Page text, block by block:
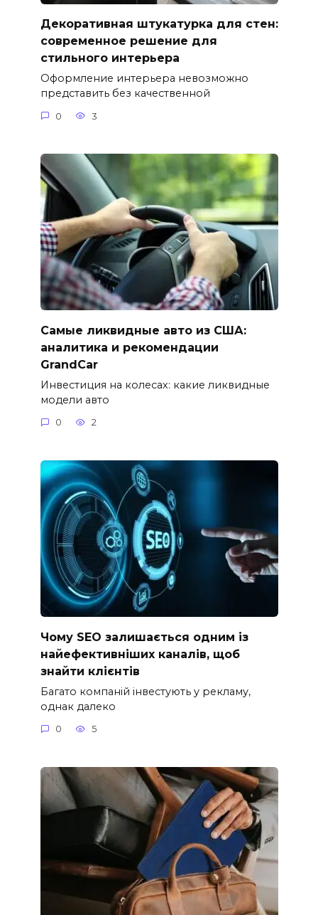
Декоративная штукатурка для стен:
современное решение для
стильного интерьера
Оформление интерьера невозможно
представить без качественной
0 3
Самые ликвидные авто из США:
аналитика и рекомендации
GrandCar
Инвестиция на колесах: какие ликвидные
модели авто
0 2
Чому SEO залишається одним із
найефективніших каналів, щоб
знайти клієнтів
Багато компаній інвестують у рекламу,
однак далеко
0 5